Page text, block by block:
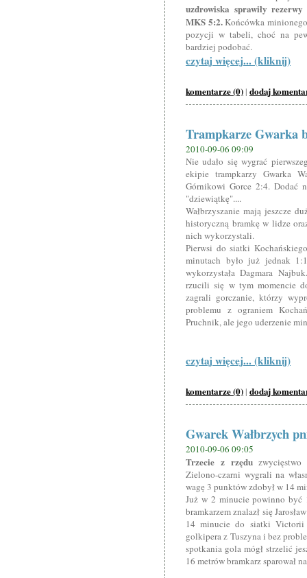
uzdrowiska sprawiły
MKS 5:2.Końcówka
pozycji w tabeli, choć na
bardziej podobać.
czytaj więcej... (kliknij)
komentarze (0) | dodaj
Trampkarze Gwarka
2010-09-06 09:09
Nie udało się wygrać
ekipie trampkarzy Gwarka
Górnikowi Gorce 2:4. Dodać
"dziewiątkę"....
Wałbrzyszanie mają jeszcze
historyczną bramkę w lidze
nich wykorzystali.
Pierwsi do siatki
minutach było już jednak
wykorzystała Dagmara
rzucili się w tym momencie
zagrali gorczanie, którzy
problemu z ograniem
Pruchnik, ale jego uderzenie
czytaj więcej... (kliknij)
komentarze (0) | dodaj
Gwarek Wałbrzych
2010-09-06 09:05
Trzecie z rzędu
Zielono-czarni wygrali na
wagę 3 punktów zdobył w 14
Już w 2 minucie powinno być
bramkarzem znalazł się
14 minucie do siatki Victorii
golkipera z Tuszyna i bez
spotkania gola mógł strzelić
16 metrów bramkarz sparował